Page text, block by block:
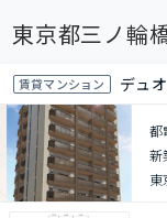
東京都三ノ輪
賃貸マンション デュ
都
新
東